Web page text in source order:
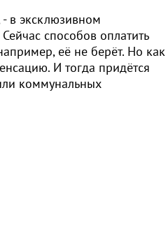
в эксклюзивном
способов оплатить
её не берёт. Но как
И тогда придётся
коммунальных